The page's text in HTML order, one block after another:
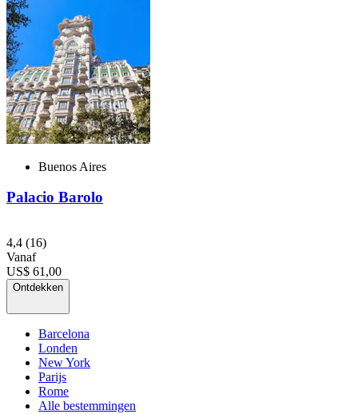
Buenos Aires
Palacio Barolo
4,4 (16)
Vanaf
US$ 61,00
Ontdekken
Barcelona
Londen
New York
Parijs
Rome
Alle bestemmingen